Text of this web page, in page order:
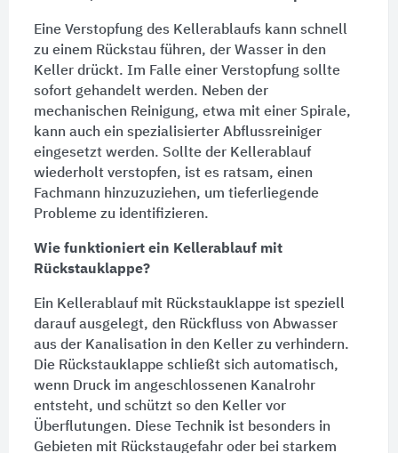
Eine Verstopfung des Kellerablaufs kann schnell
zu einem Rückstau führen, der Wasser in den
Keller drückt. Im Falle einer Verstopfung sollte
sofort gehandelt werden. Neben der
mechanischen Reinigung, etwa mit einer Spirale,
kann auch ein spezialisierter Abflussreiniger
eingesetzt werden. Sollte der Kellerablauf
wiederholt verstopfen, ist es ratsam, einen
Fachmann hinzuzuziehen, um tieferliegende
Probleme zu identifizieren.
Wie funktioniert ein Kellerablauf mit
Rückstauklappe?
Ein Kellerablauf mit Rückstauklappeist speziell
darauf ausgelegt, den Rückfluss von Abwasser
aus der Kanalisation in den Keller zu verhindern.
Die Rückstauklappeschließt sich automatisch,
wenn Druck im angeschlossenen Kanalrohr
entsteht, und schützt so den Keller vor
Überflutungen. Diese Technik ist besonders in
Gebieten mit Rückstaugefahr oder bei starkem